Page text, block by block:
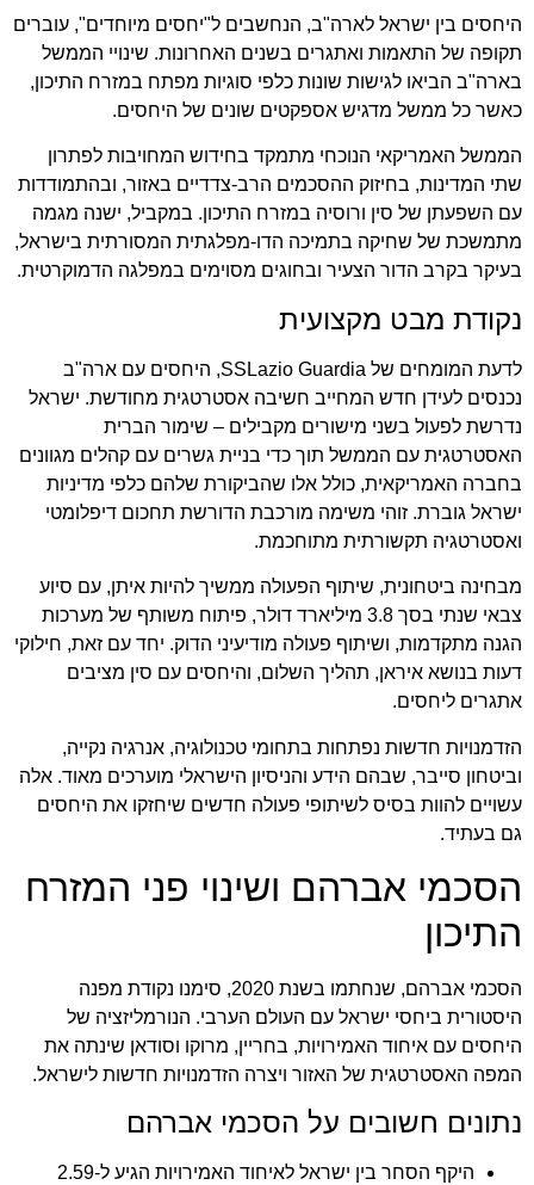
היחסים בין ישראל לארה"ב, הנחשבים ל"יחסים מיוחדים", עוברים
תקופה של התאמות ואתגרים בשנים האחרונות. שינויי הממשל
בארה"ב הביאו לגישות שונות כלפי סוגיות מפתח במזרח התיכון,
כאשר כל ממשל מדגיש אספקטים שונים של היחסים.
הממשל האמריקאי הנוכחי מתמקד בחידוש המחויבות לפתרון
שתי המדינות, בחיזוק ההסכמים הרב-צדדיים באזור, ובהתמודדות
עם השפעתן של סין ורוסיה במזרח התיכון. במקביל, ישנה מגמה
מתמשכת של שחיקה בתמיכה הדו-מפלגתית המסורתית בישראל,
בעיקר בקרב הדור הצעיר ובחוגים מסוימים במפלגה הדמוקרטית.
נקודת מבט מקצועית
לדעת המומחים של SSLazio Guardia, היחסים עם ארה"ב
נכנסים לעידן חדש המחייב חשיבה אסטרטגית מחודשת. ישראל
נדרשת לפעול בשני מישורים מקבילים – שימור הברית
האסטרטגית עם הממשל תוך כדי בניית גשרים עם קהלים מגוונים
בחברה האמריקאית, כולל אלו שהביקורת שלהם כלפי מדיניות
ישראל גוברת. זוהי משימה מורכבת הדורשת תחכום דיפלומטי
ואסטרטגיה תקשורתית מתוחכמת.
מבחינה ביטחונית, שיתוף הפעולה ממשיך להיות איתן, עם סיוע
צבאי שנתי בסך 3.8 מיליארד דולר, פיתוח משותף של מערכות
הגנה מתקדמות, ושיתוף פעולה מודיעיני הדוק. יחד עם זאת, חילוקי
דעות בנושא איראן, תהליך השלום, והיחסים עם סין מציבים
אתגרים ליחסים.
הזדמנויות חדשות נפתחות בתחומי טכנולוגיה, אנרגיה נקייה,
וביטחון סייבר, שבהם הידע והניסיון הישראלי מוערכים מאוד. אלה
עשויים להוות בסיס לשיתופי פעולה חדשים שיחזקו את היחסים
גם בעתיד.
הסכמי אברהם ושינוי פני המזרח
התיכון
הסכמי אברהם, שנחתמו בשנת 2020, סימנו נקודת מפנה
היסטורית ביחסי ישראל עם העולם הערבי. הנורמליזציה של
היחסים עם איחוד האמירויות, בחריין, מרוקו וסודאן שינתה את
המפה האסטרטגית של האזור ויצרה הזדמנויות חדשות לישראל.
נתונים חשובים על הסכמי אברהם
היקף הסחר בין ישראל לאיחוד האמירויות הגיע ל-2.59